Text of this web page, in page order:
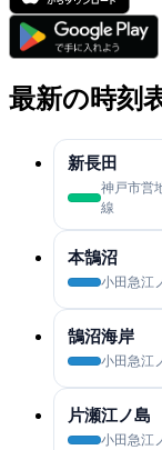
最新の時刻
新長田
神戸市営
線
本鵠沼
小田急江
鵠沼海岸
小田急江
片瀬江ノ島
小田急江